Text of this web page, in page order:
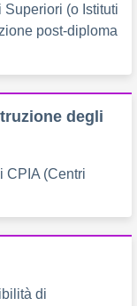
(o Istituti
post-diploma
degli
CPIA (Centri
di